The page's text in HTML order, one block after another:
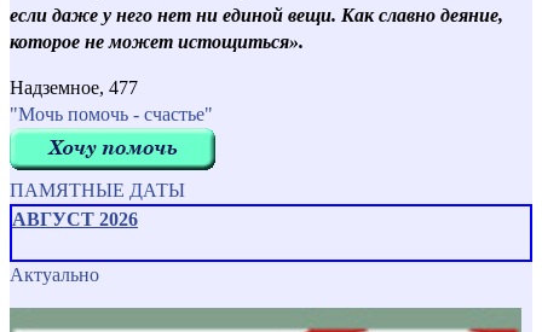
если даже у него нет ни единой вещи. Как славно деяние,
которое не может истощиться».
Надземное, 477
"Мочь помочь - счастье"
ПАМЯТНЫЕ ДАТЫ
АВГУСТ 2026
Актуально